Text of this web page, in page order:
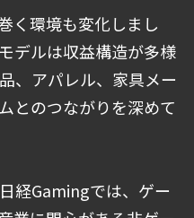
く環境も変化しまし
デルは収益構造が多様
、アパレル、家具メー
とのつながりを深めて
経Gamingでは、ゲー